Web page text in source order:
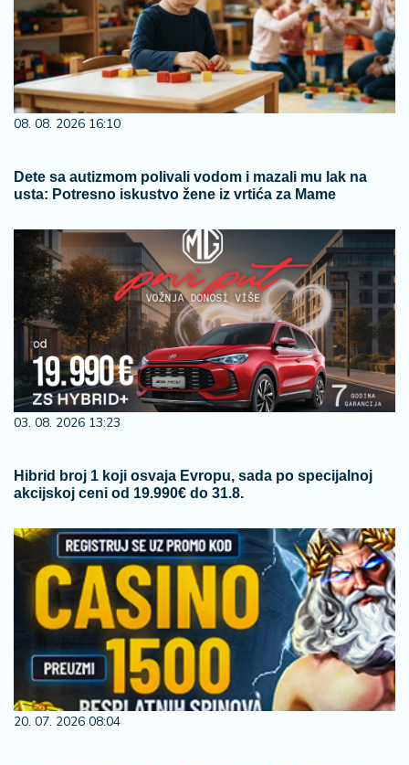
08. 08. 2026 16:10
Dete sa autizmom polivali vodom i mazali mu lak na
usta: Potresno iskustvo žene iz vrtića za Mame
03. 08. 2026 13:23
Hibrid broj 1 koji osvaja Evropu, sada po specijalnoj
akcijskoj ceni od 19.990€ do 31.8.
20. 07. 2026 08:04